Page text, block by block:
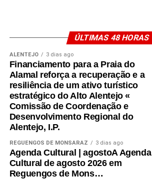
Durante todo o dia:
Animação de Rua
Insufláveis
Jogos Tradicionais
Jogo de Xadrez Gigante
Jogos de Tabuleiro
Pinturas Faciais
ÚLTIMAS 48 HORAS
ALENTEJO 3 dias ago
Financiamento para a Praia do
Alamal reforça a recuperação e a
resiliência de um ativo turístico
estratégico do Alto Alentejo «
Comissão de Coordenação e
Desenvolvimento Regional do
Alentejo, I.P.
REGUENGOS DE MONSARAZ 3 dias ago
Agenda Cultural | agostoA Agenda
Cultural de agosto 2026 em
Reguengos de Mons…